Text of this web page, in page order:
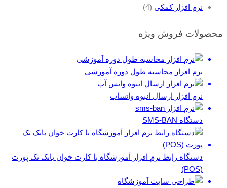
نرم افزار کمکی (4)
محصولات فروش ویژه
نرم افزار محاسبه طول دوره آموزشی
نرم افزار ارسال انبوه واتساپ
دستگاه SMS-BAN
دستگاه رابط نرم افزار آموزشگاه با کارت خوان بانک تک پورت
(POS)